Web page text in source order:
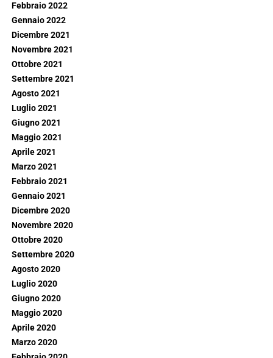
Febbraio 2022
Gennaio 2022
Dicembre 2021
Novembre 2021
Ottobre 2021
Settembre 2021
Agosto 2021
Luglio 2021
Giugno 2021
Maggio 2021
Aprile 2021
Marzo 2021
Febbraio 2021
Gennaio 2021
Dicembre 2020
Novembre 2020
Ottobre 2020
Settembre 2020
Agosto 2020
Luglio 2020
Giugno 2020
Maggio 2020
Aprile 2020
Marzo 2020